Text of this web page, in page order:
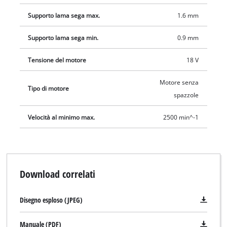
Supporto lama sega max. 1.6 mm
Supporto lama sega min. 0.9 mm
Tensione del motore 18 V
Tipo di motore
Motore senza
spazzole
Velocità al minimo max. 2500 min^-1
Download correlati
Disegno esploso (JPEG)
Manuale (PDF)